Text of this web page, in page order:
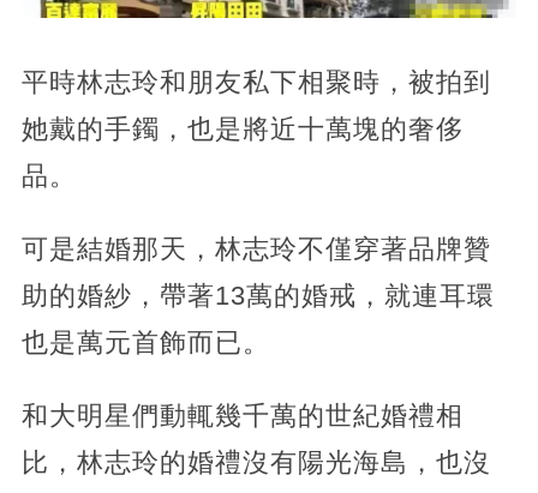
平時林志玲和朋友私下相聚時，被拍到
她戴的手鐲，也是將近十萬塊的奢侈
品。
可是結婚那天，林志玲不僅穿著品牌贊
助的婚紗，帶著13萬的婚戒，就連耳環
也是萬元首飾而已。
和大明星們動輒幾千萬的世紀婚禮相
比，林志玲的婚禮沒有陽光海島，也沒